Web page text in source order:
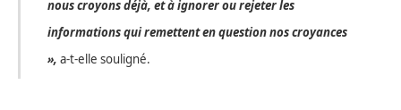
nous croyons déjà, et à ignorer ou rejeter les
informations qui remettent en question nos croyances
», a-t-elle souligné.